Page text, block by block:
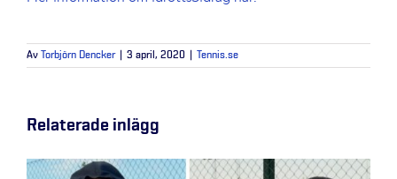
Av Torbjörn Dencker 3 april, 2020 Tennis.se
Relaterade inlägg